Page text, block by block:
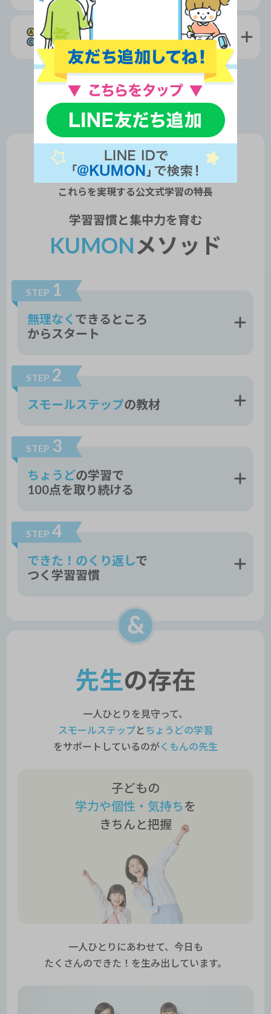
英検®にも合格できる
これらを実現する公文式学習の特長
学習習慣と集中力を育む
KUMONメソッド
STEP 1
無理なく できるところ
からスタート
STEP 2
スモールステップの教材
STEP 3
ちょうどの学習で
100点を取り続ける
STEP 4
できた！のくり返しで
つく学習習慣
先生の存在
一人ひとりを見守って、
スモールステップと ちょうどの学習
をサポートしているのがくもんの先生
子どもの
学力や個性・気持ち を
きちんと把握
一人ひとりにあわせて、今日も
たくさんのできた！を生み出しています。